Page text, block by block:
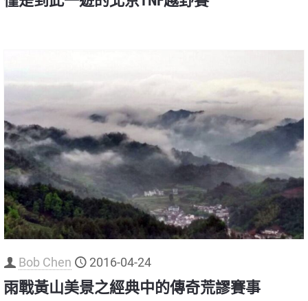
Bob Chen 2016-04-24
雨戰黃山美景之經典中的傳奇荒謬賽事